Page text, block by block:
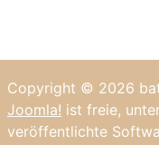
Copyright © 2026
Joomla! ist freie,
veröffentlichte